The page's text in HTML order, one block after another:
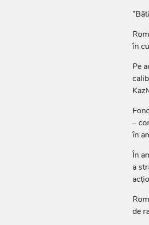
în
Pe
–
în
În
a
de